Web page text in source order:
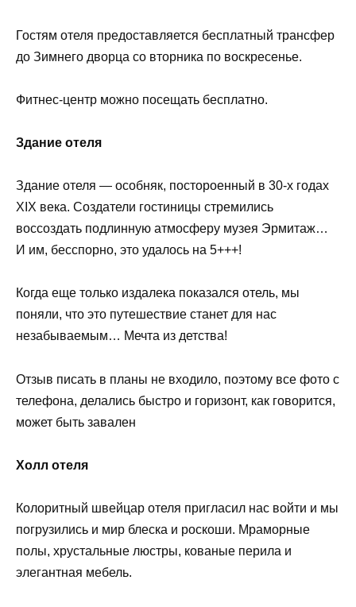
Гостям отеля предоставляется бесплатный трансфер
до Зимнего дворца со вторника по воскресенье.
Фитнес-центр можно посещать бесплатно.
Здание отеля
Здание отеля — особняк, постороенный в 30-х годах
XIX века. Создатели гостиницы стремились
воссоздать подлинную атмосферу музея Эрмитаж…
И им, бесспорно, это удалось на 5+++!
Когда еще только издалека показался отель, мы
поняли, что это путешествие станет для нас
незабываемым… Мечта из детства!
Отзыв писать в планы не входило, поэтому все фото с
телефона, делались быстро и горизонт, как говорится,
может быть завален
Холл отеля
Колоритный швейцар отеля пригласил нас войти и мы
погрузились и мир блеска и роскоши. Мраморные
полы, хрустальные люстры, кованые перила и
элегантная мебель.